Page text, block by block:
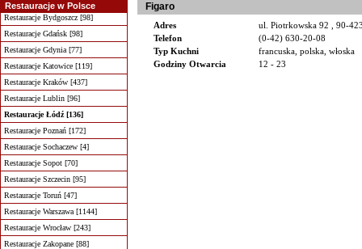
Restauracje w Polsce
Restauracje Bydgoszcz [98]
Restauracje Gdańsk [98]
Restauracje Gdynia [77]
Restauracje Katowice [119]
Restauracje Kraków [437]
Restauracje Lublin [96]
Restauracje Łódź [136]
Restauracje Poznań [172]
Restauracje Sochaczew [4]
Restauracje Sopot [70]
Restauracje Szczecin [95]
Restauracje Toruń [47]
Restauracje Warszawa [1144]
Restauracje Wrocław [243]
Restauracje Zakopane [88]
Figaro
Adres
ul. Piotrkowska 92 , 90-
Telefon
(0-42) 630-20-08
Typ Kuchni
francuska, polska, włoska
Godziny Otwarcia
12 - 23